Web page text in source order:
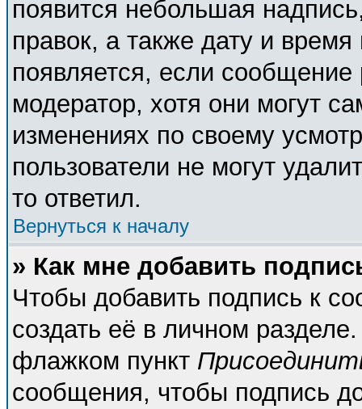
появится небольшая
правок, а также дату и
появляется, если
модератор, хотя они могут
изменениях по своему
пользователи не могут
то ответил.
Вернуться к началу
» Как мне добавить
Чтобы добавить подпись к
создать её в личном
флажком пункт
сообщения, чтобы подпись